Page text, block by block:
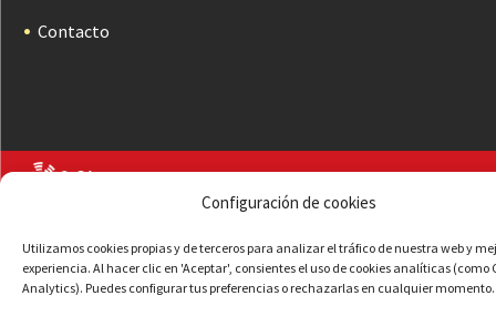
Configuración de cookies
Utilizamos cookies propias y de terceros para analizar el tráfico de nuestra web y
experiencia. Al hacer clic en 'Aceptar', consientes el uso de cookies analíticas (como
Analytics). Puedes configurar tus preferencias o rechazarlas en cualquier momento.
Contacto